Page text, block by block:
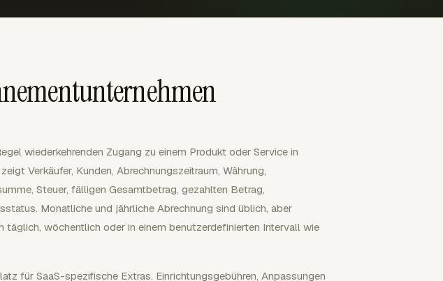
wiederkehrenden Zugang zu einem Produkt oder Service in
Verkäufer, Kunden, Abrechnungszeitraum, Währung,
Steuer, fälligen Gesamtbetrag, gezahlten Betrag,
Monatliche und jährliche Abrechnung sind üblich, aber
täglich, wöchentlich oder in einem benutzerdefinierten Intervall wie
für SaaS-spezifische Extras. Einrichtungsgebühren, Anpassungen